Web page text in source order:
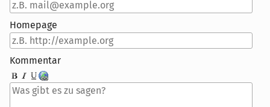
Homepage
Kommentar